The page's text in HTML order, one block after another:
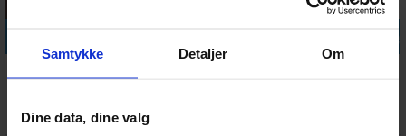
Samtykke Detaljer Om
Dine data, dine valg
45,- Antall på
lager:2 45,- Antall på
lager:
Legg i